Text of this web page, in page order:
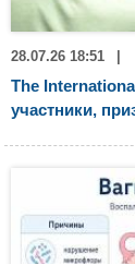
28.07.26 18:51
The
участники,